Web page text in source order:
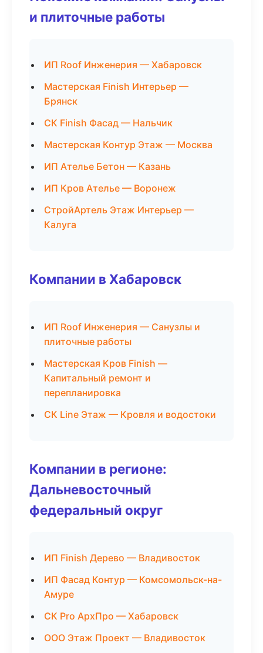
и плиточные работы
ИП Roof Инженерия — Хабаровск
Мастерская Finish Интерьер —
Брянск
СК Finish Фасад — Нальчик
Мастерская Контур Этаж — Москва
ИП Ателье Бетон — Казань
ИП Кров Ателье — Воронеж
СтройАртель Этаж Интерьер —
Калуга
Компании в Хабаровск
ИП Roof Инженерия — Санузлы и
плиточные работы
Мастерская Кров Finish —
Капитальный ремонт и
перепланировка
СК Line Этаж — Кровля и водостоки
Компании в регионе:
Дальневосточный
федеральный округ
ИП Finish Дерево — Владивосток
ИП Фасад Контур — Комсомольск-на-
Амуре
СК Pro АрхПро — Хабаровск
ООО Этаж Проект — Владивосток